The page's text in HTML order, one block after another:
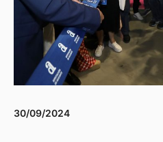
30/09/2024